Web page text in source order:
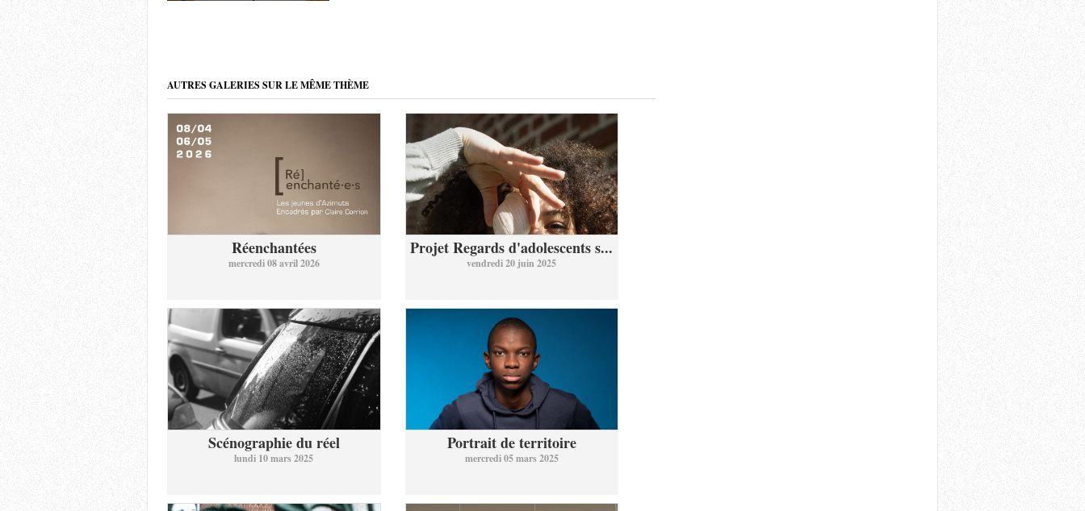
AUTRES GALERIES SUR LE MÊME THÈME
Réenchantées
mercredi 08 avril 2026
Projet Regards d'adolescents s...
vendredi 20 juin 2025
Scénographie du réel
lundi 10 mars 2025
Portrait de territoire
mercredi 05 mars 2025